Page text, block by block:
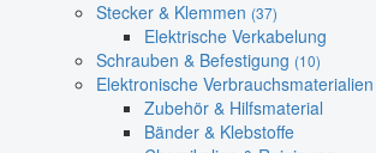
Stecker & Klemmen (37)
Elektrische Verkabelung
Schrauben & Befestigung (10)
Elektronische Verbrauchsmaterialien
Zubehör & Hilfsmaterial
Bänder & Klebstoffe